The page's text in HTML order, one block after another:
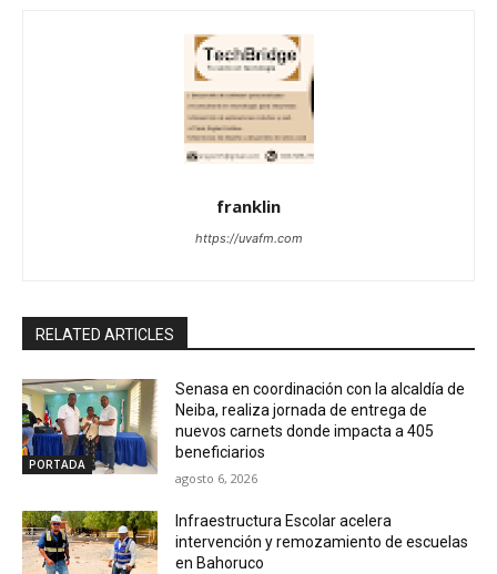
franklin
https://uvafm.com
RELATED ARTICLES
PORTADA
Senasa en coordinación con la alcaldía de
Neiba, realiza jornada de entrega de
nuevos carnets donde impacta a 405
beneficiarios
agosto 6, 2026
Infraestructura Escolar acelera
intervención y remozamiento de escuelas
en Bahoruco